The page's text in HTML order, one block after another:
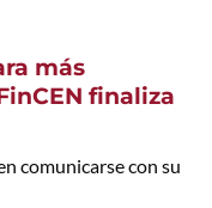
más
finaliza
comunicarse con su